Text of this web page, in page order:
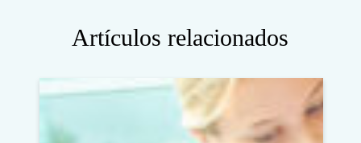
Artículos relacionados